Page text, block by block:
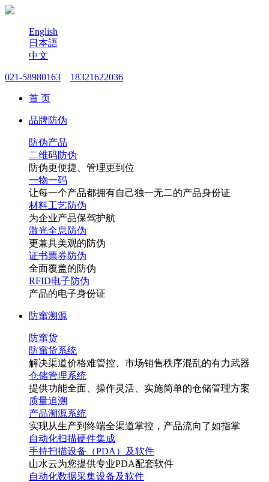
English
日本語
中文
021-58980163 18321622036
首 页
品牌防伪
防伪产品
二维码防伪
防伪更便捷、管理更到位
一物一码
让每一个产品都拥有自己独一无二的产品身份证
材料工艺防伪
为企业产品保驾护航
激光全息防伪
更兼具美观的防伪
证书票券防伪
全面覆盖的防伪
RFID电子防伪
产品的电子身份证
防窜溯源
防窜货
防窜货系统
解决渠道价格难管控、市场销售秩序混乱的有力武器
仓储管理系统
提供功能全面、操作灵活、实施简单的仓储管理方案
质量追溯
产品溯源系统
实现从生产到终端全渠道掌控，产品流向了如指掌
自动化扫描硬件集成
手持扫描设备（PDA）及软件
山水云为您提供专业PDA配套软件
自动化数据采集设备及软件